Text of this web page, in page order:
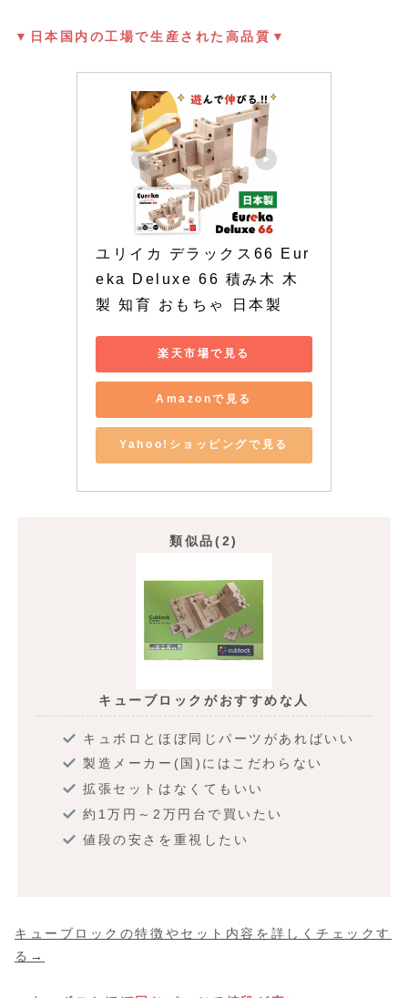
▼日本国内の工場で生産された高品質▼
ユリイカ デラックス66 Eur
eka Deluxe 66 積み木 木
製 知育 おもちゃ 日本製
楽天市場で見る
Amazonで見る
Yahoo!ショッピングで見る
類似品(2)
キューブロックがおすすめな人
キュボロとほぼ同じパーツがあればいい
製造メーカー(国)にはこだわらない
拡張セットはなくてもいい
約1万円～2万円台で買いたい
値段の安さを重視したい
キューブロックの特徴やセット内容を詳しくチェックす
る→